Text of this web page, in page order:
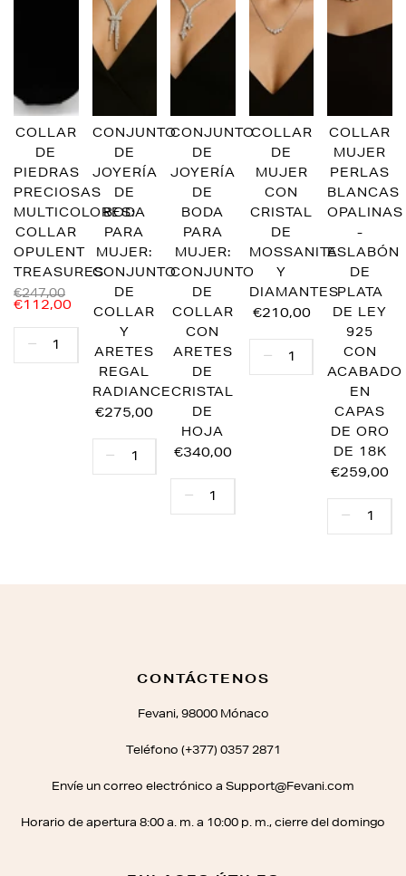
COLLAR
DE
PIEDRAS
PRECIOSAS
MULTICOLORES:
COLLAR
OPULENT
TREASURES
€247,00
€112,00
CONJUNTO
DE
JOYERÍA
DE
BODA
PARA
MUJER:
CONJUNTO
DE
COLLAR
Y
ARETES
REGAL
RADIANCE
€275,00
CONJUNTO
DE
JOYERÍA
DE
BODA
PARA
MUJER:
CONJUNTO
DE
COLLAR
CON
ARETES
DE
CRISTAL
DE
HOJA
€340,00
COLLAR
DE
MUJER
CON
CRISTAL
DE
MOSSANITA
Y
DIAMANTES
€210,00
COLLAR
MUJER
PERLAS
BLANCAS
OPALINAS
-
ESLABÓN
DE
PLATA
DE LEY
925
CON
ACABADO
EN
CAPAS
DE ORO
DE 18K
€259,00
CONTÁCTENOS
Fevani, 98000 Mónaco
Teléfono (+377) 0357 2871
Envíe un correo electrónico a Support@Fevani.com
Horario de apertura 8:00 a. m. a 10:00 p. m., cierre del domingo